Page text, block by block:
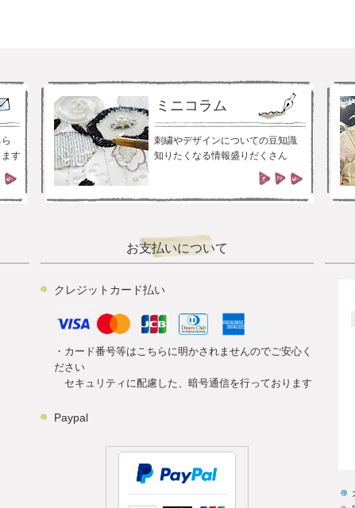
す
ミニコラム
刺繍やデザインについての豆知識
知りたくなる情報盛りだくさん
お支払いについて
クレジットカード払い
・カード番号等はこちらに明かされませんのでご安心く
ださい
セキュリティに配慮した、暗号通信を行っております
Paypal